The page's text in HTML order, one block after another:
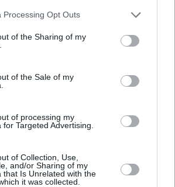
website/app uses one or more Google
or usage behaviour. You may click to
to Google and its third-party tags to
specified purposes in below Google
Processing Opt Outs
of the Sharing of my
of the Sale of my
of processing my
Targeted Advertising.
of Collection, Use,
and/or Sharing of my
that Is Unrelated with the
it was collected.